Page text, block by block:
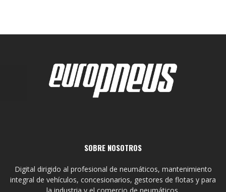
SOBRE NOSOTROS
Digital dirigido al profesional de neumáticos, mantenimiento
integral de vehículos, concesionarios, gestores de flotas y para